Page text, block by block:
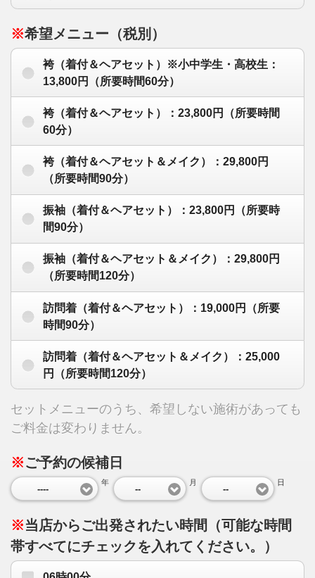
※希望メニュー（税別）
袴（着付＆ヘアセット）※小中学生・高校生：
13,800円（所要時間60分）
袴（着付＆ヘアセット）：23,800円（所要時間
60分）
袴（着付＆ヘアセット＆メイク）：29,800円
（所要時間90分）
振袖（着付＆ヘアセット）：23,800円（所要時
間90分）
振袖（着付＆ヘアセット＆メイク）：29,800円
（所要時間120分）
訪問着（着付＆ヘアセット）：19,000円（所要
時間90分）
訪問着（着付＆ヘアセット＆メイク）：25,000
円（所要時間120分）
セットメニューのうち、希望しない施術があっても
ご料金は変わりません。
※ご予約の候補日
----
年
--
月
--
日
※当店からご出発されたい時間（可能な時間
帯すべてにチェックを入れてください。）